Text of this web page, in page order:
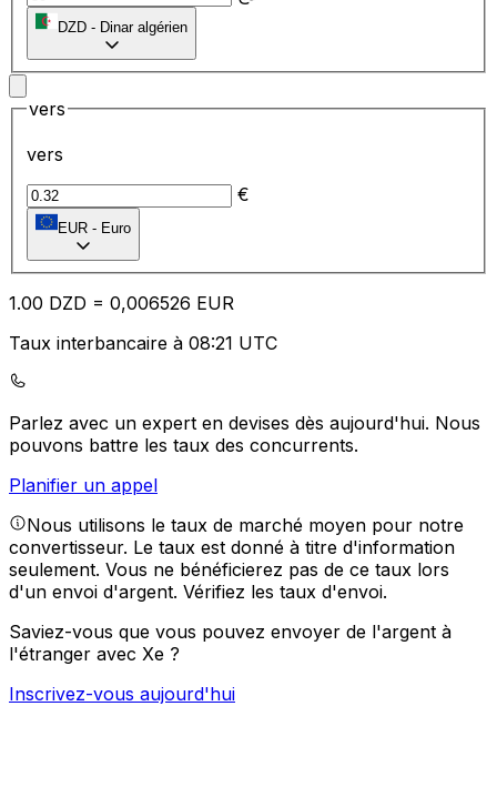
DZD - Dinar algérien
vers
vers
€
EUR - Euro
1.00 DZD = 0,006526 EUR
Taux interbancaire à 08:21 UTC
Parlez avec un expert en devises dès aujourd'hui. Nous
pouvons battre les taux des concurrents.
Planifier un appel
Nous utilisons le taux de marché moyen pour notre
convertisseur. Le taux est donné à titre d'information
seulement. Vous ne bénéficierez pas de ce taux lors
d'un envoi d'argent. Vérifiez les taux d'envoi.
Saviez-vous que vous pouvez envoyer de l'argent à
l'étranger avec Xe ?
Inscrivez-vous aujourd'hui